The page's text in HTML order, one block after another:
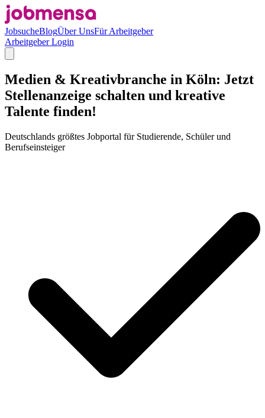
JobsucheBlogÜber UnsFür Arbeitgeber
Arbeitgeber Login
Medien & Kreativbranche in Köln: Jetzt
Stellenanzeige schalten und kreative
Talente finden!
Deutschlands größtes Jobportal für Studierende, Schüler und
Berufseinsteiger